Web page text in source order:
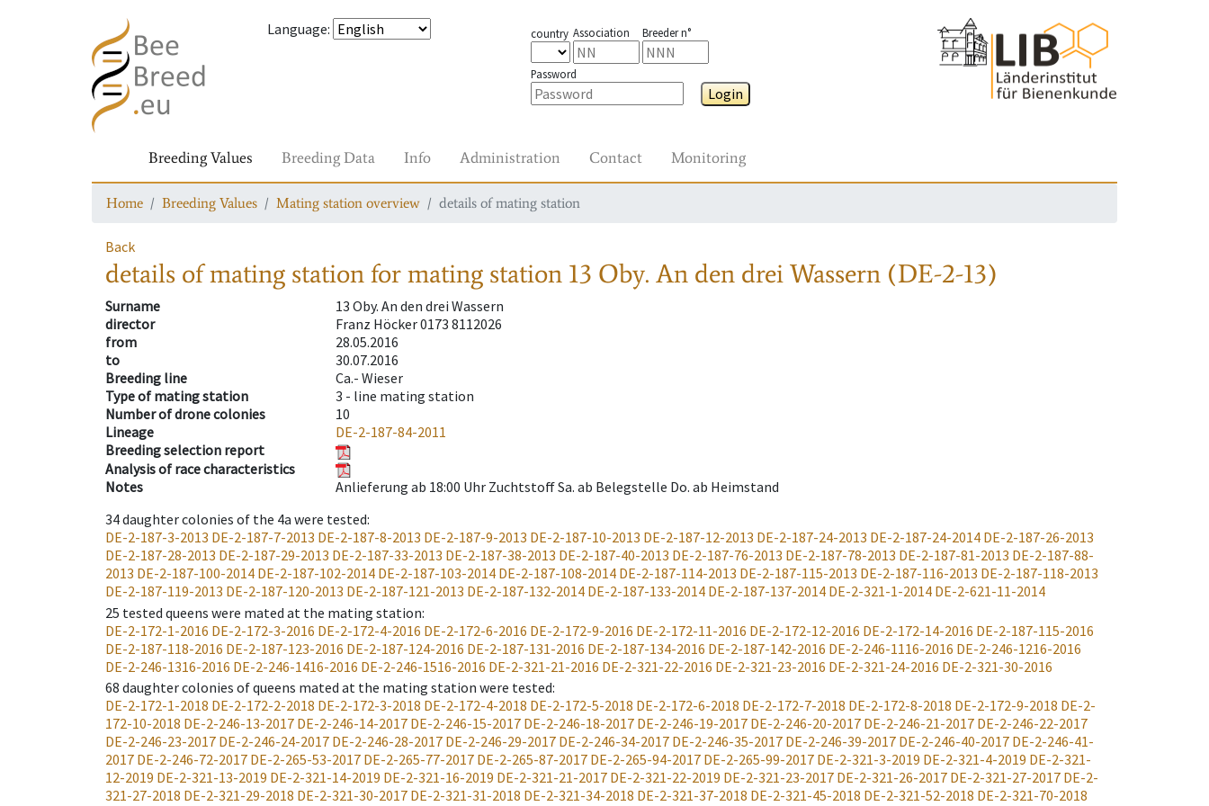
Language: country Association Breeder n°
Password
Login
Breeding Values Breeding Data Info Administration Contact Monitoring
Home Breeding Values Mating station overview details of mating station
Back
details of mating stationfor mating station 13 Oby. An den drei Wassern (DE-2-13)
Surname
13 Oby. An den drei Wassern
director
Franz Höcker 0173 8112026
from
28.05.2016
to
30.07.2016
Breeding line
Ca.- Wieser
Type of mating station
3 - line mating station
Number of drone colonies
10
Lineage
DE-2-187-84-2011
Breeding selection report
Analysis of race characteristics
Notes
Anlieferung ab 18:00 Uhr Zuchtstoff Sa. ab Belegstelle Do. ab Heimstand
34daughter colonies of the 4a were tested:
DE-2-187-3-2013 DE-2-187-7-2013 DE-2-187-8-2013 DE-2-187-9-2013 DE-2-187-10-2013 DE-2-187-12-2013 DE-2-187-24-2013 DE-2-187-24-2014 DE-2-187-26-2013
DE-2-187-28-2013 DE-2-187-29-2013 DE-2-187-33-2013 DE-2-187-38-2013 DE-2-187-40-2013 DE-2-187-76-2013 DE-2-187-78-2013 DE-2-187-81-2013 DE-2-187-88-
2013 DE-2-187-100-2014 DE-2-187-102-2014 DE-2-187-103-2014 DE-2-187-108-2014 DE-2-187-114-2013 DE-2-187-115-2013 DE-2-187-116-2013 DE-2-187-118-2013
DE-2-187-119-2013 DE-2-187-120-2013 DE-2-187-121-2013 DE-2-187-132-2014 DE-2-187-133-2014 DE-2-187-137-2014 DE-2-321-1-2014 DE-2-621-11-2014
25 tested queens were mated at the mating station:
DE-2-172-1-2016 DE-2-172-3-2016 DE-2-172-4-2016 DE-2-172-6-2016 DE-2-172-9-2016 DE-2-172-11-2016 DE-2-172-12-2016 DE-2-172-14-2016 DE-2-187-115-2016
DE-2-187-118-2016 DE-2-187-123-2016 DE-2-187-124-2016 DE-2-187-131-2016 DE-2-187-134-2016 DE-2-187-142-2016 DE-2-246-1116-2016 DE-2-246-1216-2016
DE-2-246-1316-2016 DE-2-246-1416-2016 DE-2-246-1516-2016 DE-2-321-21-2016 DE-2-321-22-2016 DE-2-321-23-2016 DE-2-321-24-2016 DE-2-321-30-2016
68 daughter colonies of queens mated at the mating station were tested:
DE-2-172-1-2018 DE-2-172-2-2018 DE-2-172-3-2018 DE-2-172-4-2018 DE-2-172-5-2018 DE-2-172-6-2018 DE-2-172-7-2018 DE-2-172-8-2018 DE-2-172-9-2018 DE-2-
172-10-2018 DE-2-246-13-2017 DE-2-246-14-2017 DE-2-246-15-2017 DE-2-246-18-2017 DE-2-246-19-2017 DE-2-246-20-2017 DE-2-246-21-2017 DE-2-246-22-2017
DE-2-246-23-2017 DE-2-246-24-2017 DE-2-246-28-2017 DE-2-246-29-2017 DE-2-246-34-2017 DE-2-246-35-2017 DE-2-246-39-2017 DE-2-246-40-2017 DE-2-246-41-
2017 DE-2-246-72-2017 DE-2-265-53-2017 DE-2-265-77-2017 DE-2-265-87-2017 DE-2-265-94-2017 DE-2-265-99-2017 DE-2-321-3-2019 DE-2-321-4-2019 DE-2-321-
12-2019 DE-2-321-13-2019 DE-2-321-14-2019 DE-2-321-16-2019 DE-2-321-21-2017 DE-2-321-22-2019 DE-2-321-23-2017 DE-2-321-26-2017 DE-2-321-27-2017 DE-2-
321-27-2018 DE-2-321-29-2018 DE-2-321-30-2017 DE-2-321-31-2018 DE-2-321-34-2018 DE-2-321-37-2018 DE-2-321-45-2018 DE-2-321-52-2018 DE-2-321-70-2018